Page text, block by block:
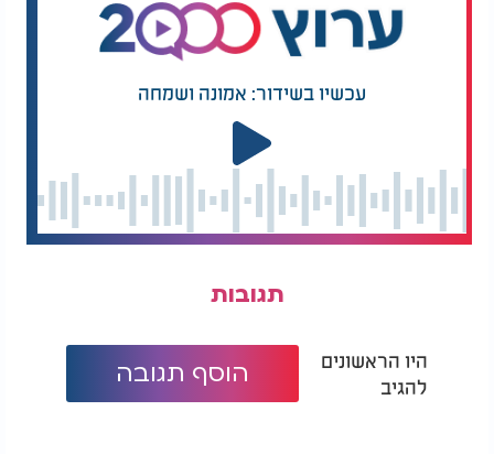
ישירה ומובהקת מלמעלה. הסיפור המפעים הזה מוכיח
שוב לכולנו שכאשר אדם פותח את ליבו באמת ובאמונה
תמימה, השמיים עונים לו מיד.
לחצו כאן לראיון המלא עם יניב בן משיח >>>
עכשיו בשידור: אמונה ושמחה
תגובות
היו הראשונים
להגיב
הוסף תגובה